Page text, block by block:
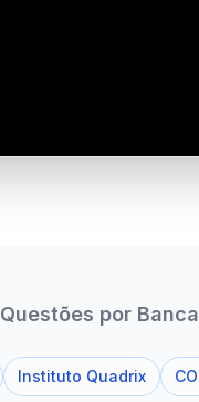
Questões por
Instituto Quadrix